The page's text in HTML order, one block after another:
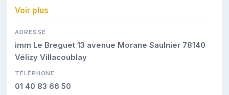
conformité sur les interventions réalisées.
Voir plus
ADRESSE
imm Le Breguet 13 avenue Morane Saulnier 78140
Vélizy Villacoublay
TÉLÉPHONE
01 40 83 66 50